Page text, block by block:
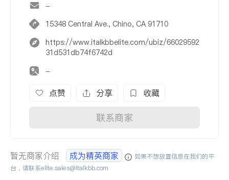
-
15348 Central Ave., Chino, CA 91710
https://www.italkbbelite.com/ubiz/66029592
31d531db74f6742d
-
点赞 分享 收藏
联系商家
暂无商家介绍 成为精英商家
如果不想放置信息在我们的平
台，请联系elite.sales@italkbb.com